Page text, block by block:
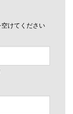
けてください